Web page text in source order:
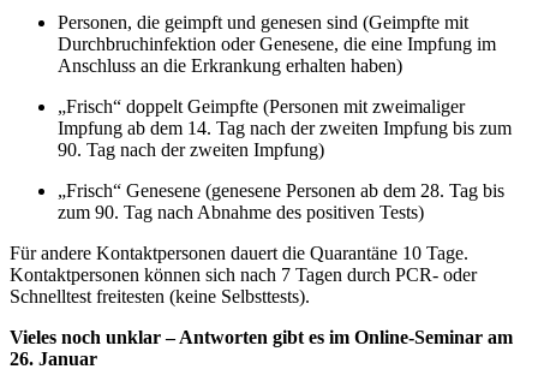
Personen, die geimpft und genesen sind (Geimpfte mit
Durchbruchinfektion oder Genesene, die eine Impfung im
Anschluss an die Erkrankung erhalten haben)
„Frisch“ doppelt Geimpfte (Personen mit zweimaliger
Impfung ab dem 14. Tag nach der zweiten Impfung bis zum
90. Tag nach der zweiten Impfung)
„Frisch“ Genesene (genesene Personen ab dem 28. Tag bis
zum 90. Tag nach Abnahme des positiven Tests)
Für andere Kontaktpersonen dauert die Quarantäne 10 Tage.
Kontaktpersonen können sich nach 7 Tagen durch PCR- oder
Schnelltest freitesten (keine Selbsttests).
Vieles noch unklar – Antworten gibt es im Online-Seminar am
26. Januar